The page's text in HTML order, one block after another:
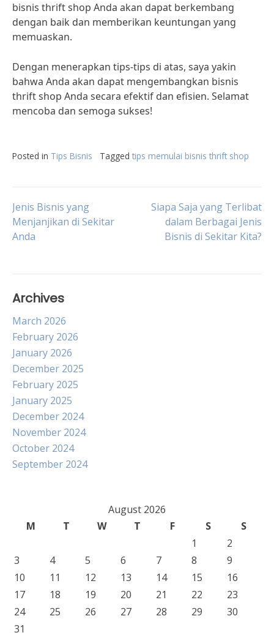
bisnis thrift shop Anda akan dapat berkembang
dengan baik dan memberikan keuntungan yang
memuaskan.
Dengan menerapkan tips-tips di atas, saya yakin
bahwa Anda akan dapat mengembangkan bisnis
thrift shop Anda secara efektif dan efisien. Selamat
mencoba dan semoga sukses!
Posted in Tips Bisnis Tagged tips memulai bisnis thrift shop
Post
navigation
Jenis Bisnis yang
Menjanjikan di Sekitar
Anda
Siapa Saja yang Terlibat
dalam Berbagai Jenis
Bisnis di Sekitar Kita?
Archives
March 2026
February 2026
January 2026
December 2025
February 2025
January 2025
December 2024
November 2024
October 2024
September 2024
August 2026
M
T W T F S
S
1
2
3
4 5 6 7 8
9
10
11 12 13 14 15
16
17
18 19 20 21 22
23
24
25 26 27 28 29
30
31